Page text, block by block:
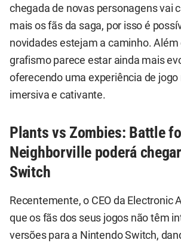
chegada de novas personagens vai
mais os fãs da saga, por isso é
novidades estejam a caminho. Além
grafismo parece estar ainda mais
oferecendo uma experiência de
imersiva e cativante.
Plants vs Zombies: Battle
Neighborville poderá
Switch
Recentemente, o CEO da Electronic
que os fãs dos seus jogos não têm
versões para a Nintendo Switch,